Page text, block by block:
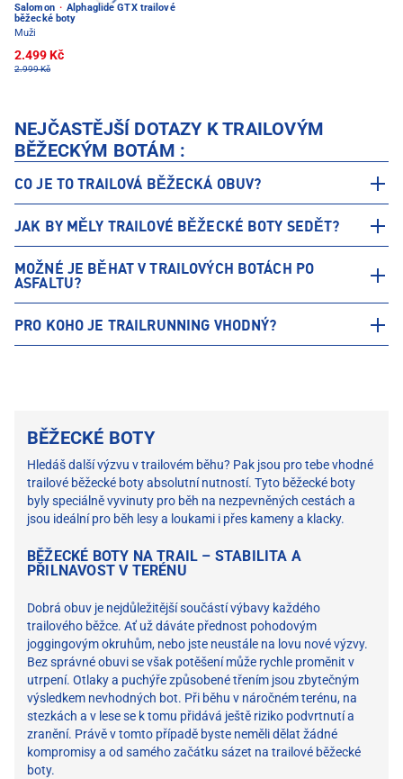
Salomon · Alphaglide GTX trailové
běžecké boty
Muži
2.499 Kč
2.999 Kč
NEJČASTĚJŠÍ DOTAZY K TRAILOVÝM
BĚŽECKÝM BOTÁM :
CO JE TO TRAILOVÁ BĚŽECKÁ OBUV?
JAK BY MĚLY TRAILOVÉ BĚŽECKÉ BOTY SEDĚT?
MOŽNÉ JE BĚHAT V TRAILOVÝCH BOTÁCH PO
ASFALTU?
PRO KOHO JE TRAILRUNNING VHODNÝ?
BĚŽECKÉ BOTY
Hledáš další výzvu v trailovém běhu? Pak jsou pro tebe vhodné
trailové běžecké boty absolutní nutností. Tyto běžecké boty
byly speciálně vyvinuty pro běh na nezpevněných cestách a
jsou ideální pro běh lesy a loukami i přes kameny a klacky.
BĚŽECKÉ BOTY NA TRAIL – STABILITA A
PŘILNAVOST V TERÉNU
Dobrá obuv je nejdůležitější součástí výbavy každého
trailového běžce. Ať už dáváte přednost pohodovým
joggingovým okruhům, nebo jste neustále na lovu nové výzvy.
Bez správné obuvi se však potěšení může rychle proměnit v
utrpení. Otlaky a puchýře způsobené třením jsou zbytečným
výsledkem nevhodných bot. Při běhu v náročném terénu, na
stezkách a v lese se k tomu přidává ještě riziko podvrtnutí a
zranění. Právě v tomto případě byste neměli dělat žádné
kompromisy a od samého začátku sázet na trailové běžecké
boty.